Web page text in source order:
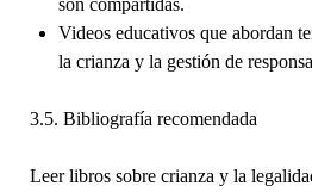
Videos educativos que abordan
la crianza y la gestión de
3.5. Bibliografía recomendada
Leer libros sobre crianza y la